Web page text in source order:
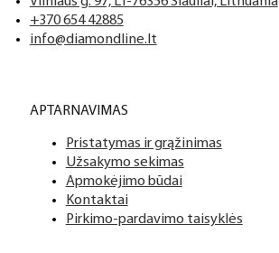
+370 654 42885
info@diamondline.lt
APTARNAVIMAS
Pristatymas ir grąžinimas
Užsakymo sekimas
Apmokėjimo būdai
Kontaktai
Pirkimo-pardavimo taisyklės